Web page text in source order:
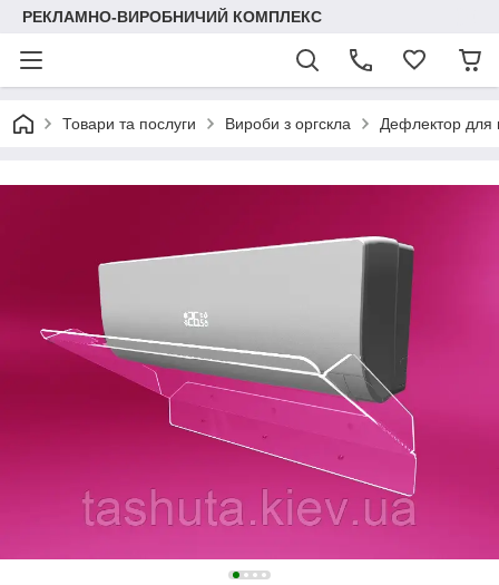
РЕКЛАМНО-ВИРОБНИЧИЙ КОМПЛЕКС
Товари та послуги Вироби з оргскла Дефлектор для